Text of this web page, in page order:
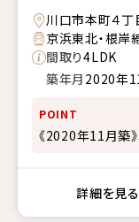
川口市本町４丁
京浜東北・根岸
間取り4LDK
築年月 2020年
POINT
《2020年11月築
詳細を見る